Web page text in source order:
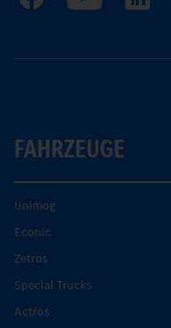
FAHRZEUGE
Unimog
Econic
Zetros
Special Trucks
Actros